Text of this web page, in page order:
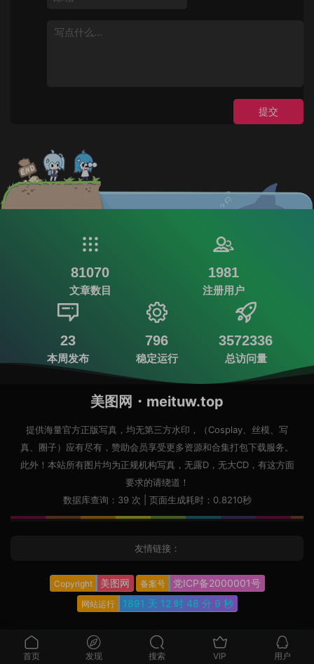
提交
81070
文章数目
1981
注册用户
23
本周发布
796
稳定运行
3572336
总访问量
美图网・meituw.top
提供海量官方正版写真，均无第三方水印，（Cosplay、丝模、写
真、圈子）应有尽有，赞助会员享受更多资源和合集打包下载服务。
此外！本站所有图片均为正规机构写真，无露D，无大CD，有这方面
要求的请绕道！
数据库查询：39 次 | 页面生成耗时：0.8210秒
友情链接：
Copyright 美图网 备案号 党ICP备2000001号
网站运行 1891 天 12 时 48 分 10 秒
首页 发现 搜索 VIP 用户